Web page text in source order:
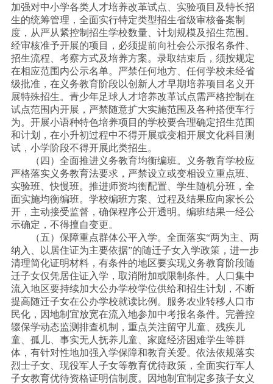
加强对中小学各类人才培养改革试点、实验项目及特长招
生的统筹管理，全面实行特定类型招生省级审核备案制
度，从严从紧控制招生学校数量、计划规模及招生范围。
经审核准予开展的项目，必须提前向社会公示报名条件、
招生流程、考察方式及培养方案。录取结束后，须按规定
在相应范围内公示名单。严禁任何地方、任何学校未经省
级批准，在义务教育阶段以创新人才早期培养项目名义开
展特殊招生。青少年足球人才培养改革试点需严格控制在
试点范围内开展，严禁随意扩大实施范围及各种搭便车行
为。开展小语种特色培养项目的学校要合理确定招生范围
和计划，在小升初过程中不得开展或变相开展文化科目测
试，小学阶段不得开展此类招生。
（四）全面推进义务教育均衡编班。义务教育学校应
严格落实义务教育法要求，严禁设立或变相设立重点班、
实验班、快慢班。推进师资均衡配置、学生随机分班，全
面实施均衡编班。学校编班方案、过程及结果应向家长公
开，主动接受监督，确保程序公开透明。编班结果一经公
示确定，不得擅自变更。
（五）保障重点群体公平入学。全面落实“两为主、两
纳入、以居住证为主要依据”的随迁子女入学政策，进一步
清理简化证明材料，有条件的地区要实现义务教育阶段随
迁子女仅凭居住证入学，取消附加或限制条件。人口集中
流入地区要持续加大公办学校学位供给和招生计划，不断
提高随迁子女在公办学校就读比例。服务农业转移人口市
民化，因地制宜放宽在流入地参加中考报名条件。完善控
辍保学动态监测排查机制，重点关注留守儿童、残疾儿
童、孤儿、事实无人抚养儿童、家庭经济困难学生等群
体，有针对性地加强入学保障和教育关爱。依法依规落实
烈士子女、现役军人子女等教育优待政策，全面实行军人
子女教育优待资格证明信制度。因地制宜制定多孩子女义